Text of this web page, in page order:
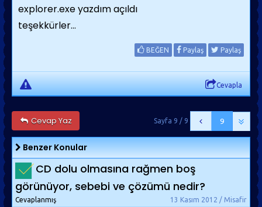
explorer.exe yazdım açıldı
teşekkürler...
BEĞEN Paylaş Paylaş
Cevapla
Cevap Yaz 9
Sayfa 9 / 9
Benzer Konular
CD dolu olmasına rağmen boş
görünüyor, sebebi ve çözümü nedir?
13 Kasım 2012 / Misafir
Cevaplanmış